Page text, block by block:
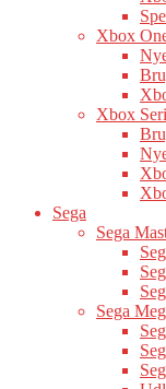
Xbox
Xbox
Sega
Sega
Sega